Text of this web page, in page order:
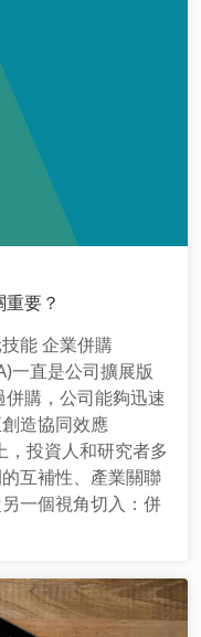
要？
能 企業併購
直是公司擴展版
購，公司能夠迅速
造協同效應
投資人和研究者多
互補性、產業關聯
一個視角切入：併